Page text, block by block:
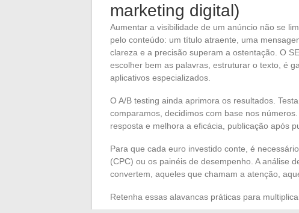
marketing digital)
Aumentar a visibilidade de um anúncio não se
pelo conteúdo: um título atraente, uma
clareza e a precisão superam a ostentação. O
escolher bem as palavras, estruturar o texto, é
aplicativos especializados.
O A/B testing ainda aprimora os resultados.
comparamos, decidimos com base nos
resposta e melhora a eficácia, publicação após
Para que cada euro investido conte, é
(CPC) ou os painéis de desempenho. A análise
convertem, aqueles que chamam a atenção,
Retenha essas alavancas práticas para